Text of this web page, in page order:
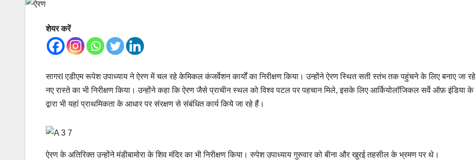
शेयर करें
सागरI एडीएम रूपेश उपाध्याय ने ऐरण में चल रहे केमिकल कंजर्वेशन कार्यों का निरीक्षण किया। उन्होंने ऐरण स्थित सती स्तंभ तक पहुंचने के लिए बनाए जा रहे
नए रास्ते का भी निरीक्षण किया। उन्होंने कहा कि ऐरण जैसे प्राचीन स्थल को विश्व पटल पर पहचान मिले, इसके लिए आर्कियोलॉजिकल सर्वे ऑफ़ इंडिया के
द्वारा भी यहां प्राथमिकता के आधार पर संरक्षण से संबंधित कार्य किये जा रहे हैं।
ऐरण के अतिरिक्त उन्होंने मंडीबामोरा के शिव मंदिर का भी निरीक्षण किया। रुपेश उपाध्याय गुरुवार को बीना और खुरई तहसील के भ्रमण पर थे।